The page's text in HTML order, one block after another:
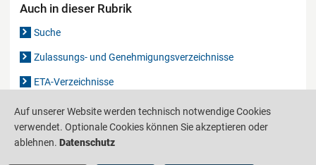
Auch in dieser Rubrik
Suche
Zulassungs- und Genehmigungsverzeichnisse
ETA-Verzeichnisse
Gutachten-Verzeichnis
Auf unserer Website werden technisch notwendige Cookies
verwendet. Optionale Cookies können Sie akzeptieren oder
ablehnen. Datenschutz